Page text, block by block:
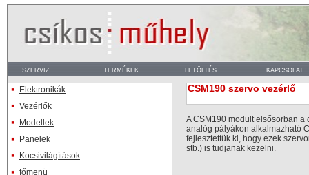
Elektronikák
Vezérlők
Modellek
Panelek
Kocsivilágítások
főmenü
CSM190 szervo vezérlő
A CSM190 modult elsősorban
analóg pályákon alkalmazható
fejlesztettük ki, hogy ezek
stb.) is tudjanak kezelni.